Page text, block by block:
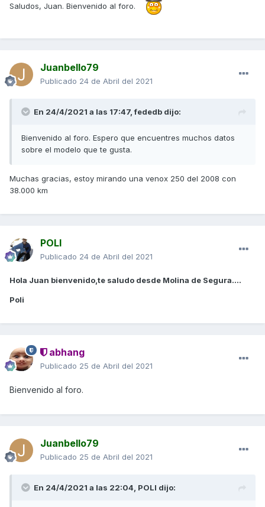
Saludos, Juan. Bienvenido al foro.
Juanbello79
Publicado 24 de Abril del 2021
En 24/4/2021 a las 17:47,fededb dijo:
Bienvenido al foro. Espero que encuentres muchos datos
sobre el modelo que te gusta.
Muchas gracias, estoy mirando una venox 250 del 2008 con
38.000 km
POLI
Publicado 24 de Abril del 2021
Hola Juan bienvenido,te saludo desde Molina de Segura....
Poli
abhang
Publicado 25 de Abril del 2021
Bienvenido al foro.
Juanbello79
Publicado 25 de Abril del 2021
En 24/4/2021 a las 22:04, POLI dijo: